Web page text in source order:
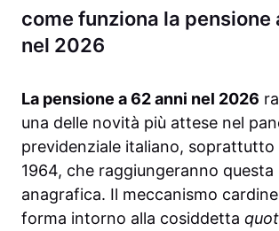
come funziona la pensione
nel 2026
La pensione a 62 anni nel 2026
una delle novità più attese nel
previdenziale italiano, soprattutto
1964, che raggiungeranno questa
anagrafica. Il meccanismo
forma intorno alla cosiddetta